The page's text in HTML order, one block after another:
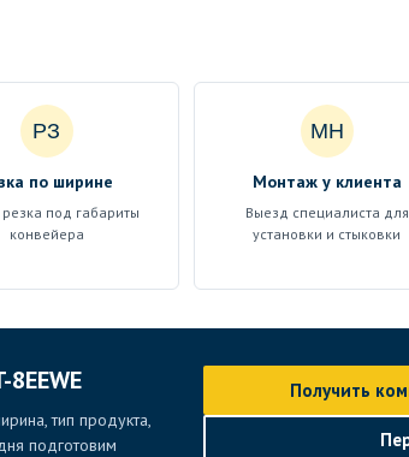
РЗ
по ширине
резка под габариты
конвейера
МН
Монтаж у клиента
Выезд специалиста для
установки и стыковки
тип продукта,
подготовим
Получить